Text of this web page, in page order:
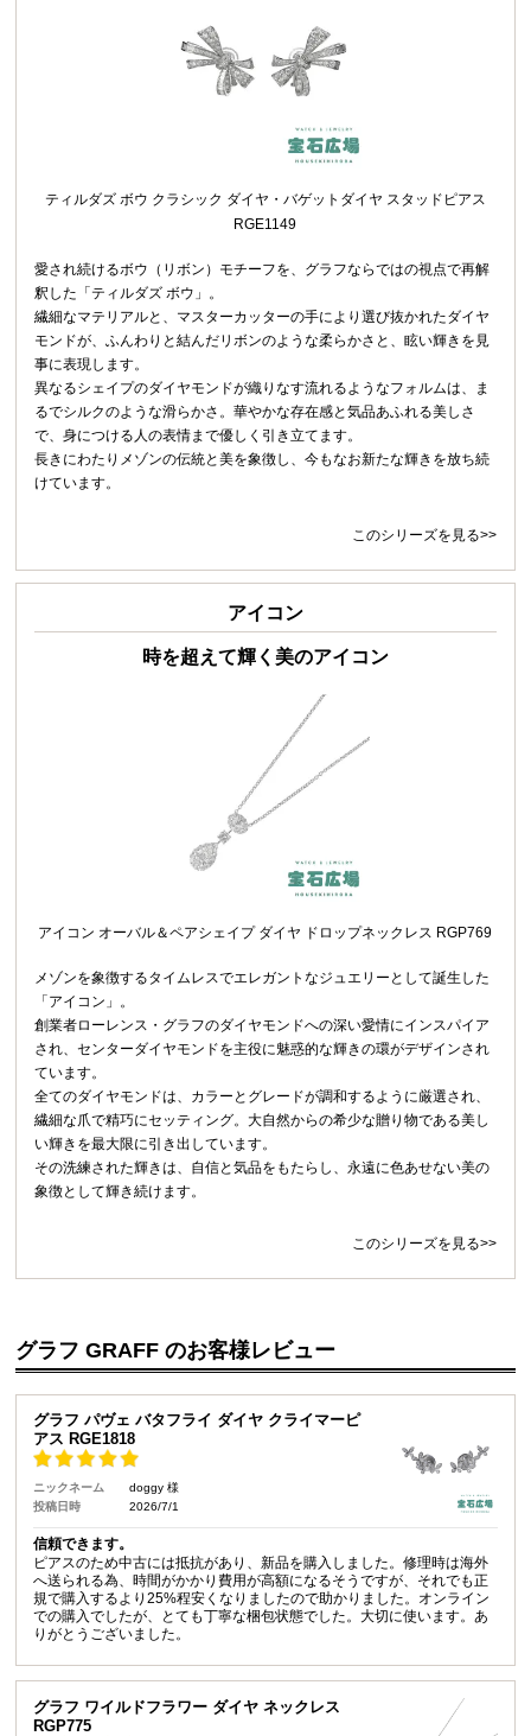
ティルダズ ボウ クラシック ダイヤ・バゲットダイヤ スタッドピアス
RGE1149
愛され続けるボウ（リボン）モチーフを、グラフならではの視点で再解
釈した「ティルダズ ボウ」。
繊細なマテリアルと、マスターカッターの手により選び抜かれたダイヤ
モンドが、ふんわりと結んだリボンのような柔らかさと、眩い輝きを見
事に表現します。
異なるシェイプのダイヤモンドが織りなす流れるようなフォルムは、ま
るでシルクのような滑らかさ。華やかな存在感と気品あふれる美しさ
で、身につける人の表情まで優しく引き立てます。
長きにわたりメゾンの伝統と美を象徴し、今もなお新たな輝きを放ち続
けています。
このシリーズを見る>>
アイコン
時を超えて輝く美のアイコン
アイコン オーバル＆ペアシェイプ ダイヤ ドロップネックレス RGP769
メゾンを象徴するタイムレスでエレガントなジュエリーとして誕生した
「アイコン」。
創業者ローレンス・グラフのダイヤモンドへの深い愛情にインスパイア
され、センターダイヤモンドを主役に魅惑的な輝きの環がデザインされ
ています。
全てのダイヤモンドは、カラーとグレードが調和するように厳選され、
繊細な爪で精巧にセッティング。大自然からの希少な贈り物である美し
い輝きを最大限に引き出しています。
その洗練された輝きは、自信と気品をもたらし、永遠に色あせない美の
象徴として輝き続けます。
このシリーズを見る>>
グラフ GRAFF のお客様レビュー
グラフ パヴェ バタフライ ダイヤ クライマーピ
アス RGE1818
ニックネーム
doggy 様
投稿日時
2026/7/1
信頼できます。
ピアスのため中古には抵抗があり、新品を購入しました。修理時は海外
へ送られる為、時間がかかり費用が高額になるそうですが、それでも正
規で購入するより25%程安くなりましたので助かりました。オンライン
での購入でしたが、とても丁寧な梱包状態でした。大切に使います。あ
りがとうございました。
グラフ ワイルドフラワー ダイヤ ネックレス
RGP775